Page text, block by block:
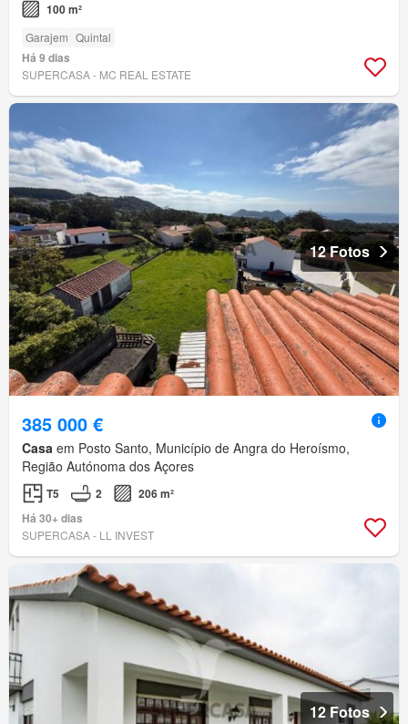
100 m²
Garajem Quintal
Há 9 dias
SUPERCASA - MC REAL ESTATE
12 Fotos
385 000 €
Casa em Posto Santo, Município de Angra do Heroísmo,
Região Autónoma dos Açores
T5 2
206 m²
Há 30+ dias
SUPERCASA - LL INVEST
12 Fotos